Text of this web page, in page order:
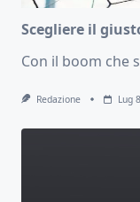
Scegliere il
Con il boom che
Redazione Lug